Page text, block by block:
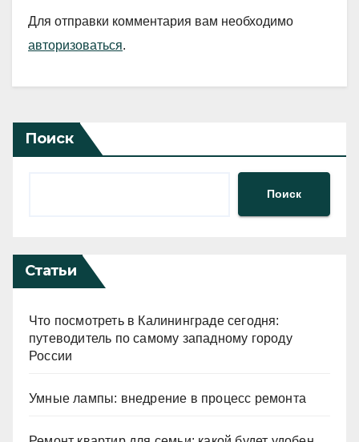
Для отправки комментария вам необходимо
авторизоваться.
Поиск
Поиск
Статьи
Что посмотреть в Калининграде сегодня:
путеводитель по самому западному городу
России
Умные лампы: внедрение в процесс ремонта